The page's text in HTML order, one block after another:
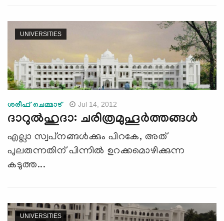
UNIVERSITIES
ശരീഫ് ചെമ്മാട്‌ Jul 14, 2012
ദാറുല്‍ഹുദാ: ചരിത്രമുഹൂര്‍ത്തങ്ങള്‍
എല്ലാ സ്വപ്‌നങ്ങള്‍ക്കും പിറകേ, അത്
പുലരുന്നതിന് പിന്നില്‍ ഉറക്കമൊഴിക്കുന്ന
കടുത്ത...
UNIVERSITIES